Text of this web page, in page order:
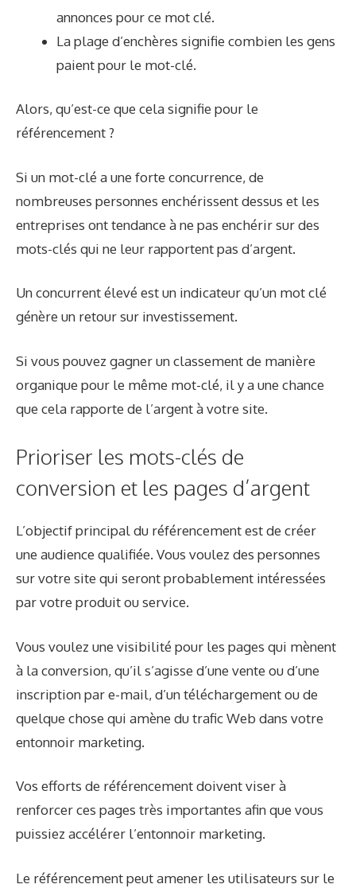
annonces pour ce mot clé.
La plage d’enchères signifie combien les gens
paient pour le mot-clé.
Alors, qu’est-ce que cela signifie pour le
référencement ?
Si un mot-clé a une forte concurrence, de
nombreuses personnes enchérissent dessus et les
entreprises ont tendance à ne pas enchérir sur des
mots-clés qui ne leur rapportent pas d’argent.
Un concurrent élevé est un indicateur qu’un mot clé
génère un retour sur investissement.
Si vous pouvez gagner un classement de manière
organique pour le même mot-clé, il y a une chance
que cela rapporte de l’argent à votre site.
Prioriser les mots-clés de
conversion et les pages d’argent
L’objectif principal du référencement est de créer
une audience qualifiée. Vous voulez des personnes
sur votre site qui seront probablement intéressées
par votre produit ou service.
Vous voulez une visibilité pour les pages qui mènent
à la conversion, qu’il s’agisse d’une vente ou d’une
inscription par e-mail, d’un téléchargement ou de
quelque chose qui amène du trafic Web dans votre
entonnoir marketing.
Vos efforts de référencement doivent viser à
renforcer ces pages très importantes afin que vous
puissiez accélérer l’entonnoir marketing.
Le référencement peut amener les utilisateurs sur le